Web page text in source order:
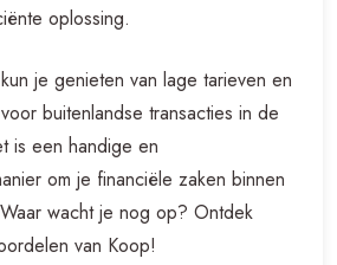
oplossing.
je genieten van lage tarieven en
buitenlandse transacties in de
is een handige en
om je financiële zaken binnen
wacht je nog op? Ontdek
van Koop!